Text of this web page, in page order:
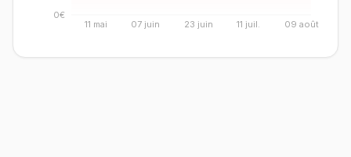
11 mai 07 juin 23 juin 11 juil. 09 août
0€